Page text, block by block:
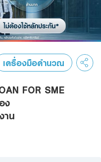
FOR SME
ง
าน
เครื่องมือคำนวณ